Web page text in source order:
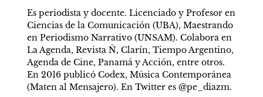
Es periodista y docente. Licenciado y Profesor en
Ciencias de la Comunicación (UBA), Maestrando
en Periodismo Narrativo (UNSAM). Colabora en
La Agenda, Revista Ñ, Clarín, Tiempo Argentino,
Agenda de Cine, Panamá y Acción, entre otros.
En 2016 publicó Codex, Música Contemporánea
(Maten al Mensajero). En Twitter es @pe_diazm.